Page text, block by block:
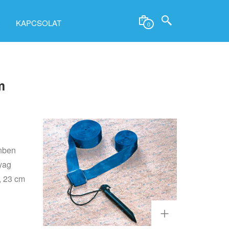
KAPCSOLAT 0
23 cm